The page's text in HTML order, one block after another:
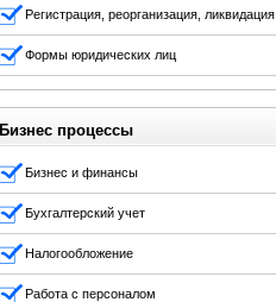
Регистрация, реорганизация, ликвидация
Формы юридических лиц
Бизнес процессы
Бизнес и финансы
Бухгалтерский учет
Налогообложение
Работа с персоналом